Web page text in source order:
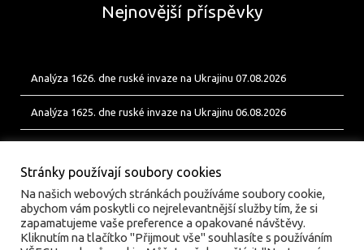
Nejnovější příspěvky
Analýza 1626. dne ruské invaze na Ukrajinu 07.08.2026
Analýza 1625. dne ruské invaze na Ukrajinu 06.08.2026
Stránky používají soubory cookies
Na našich webových stránkách používáme soubory cookie,
abychom vám poskytli co nejrelevantnější služby tím, že si
zapamatujeme vaše preference a opakované návštěvy.
Kliknutím na tlačítko "Přijmout vše" souhlasíte s používáním